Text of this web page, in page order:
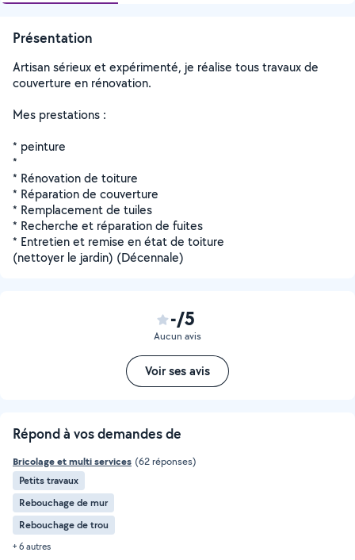
Présentation
Artisan sérieux et expérimenté, je réalise tous travaux de
couverture en rénovation.
Mes prestations :
* peinture
*
* Rénovation de toiture
* Réparation de couverture
* Remplacement de tuiles
* Recherche et réparation de fuites
* Entretien et remise en état de toiture
(nettoyer le jardin) (Décennale)
-/5
Aucun avis
Voir ses avis
Répond à vos demandes de
Bricolage et multi services (62 réponses)
Petits travaux
Rebouchage de mur
Rebouchage de trou
+ 6 autres